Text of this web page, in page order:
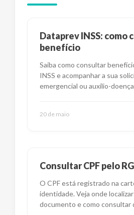
Dataprev INSS: como
benefício
Saiba como consultar
INSS e acompanhar a sua
emergencial ou auxílio-
20 de maio
Consultar CPF pelo
O CPF está registrado na
identidade. Veja onde
documento e como consultar